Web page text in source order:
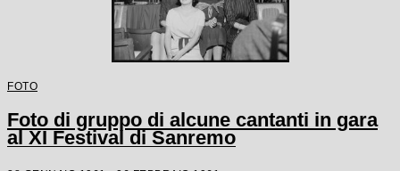
FOTO
Foto di gruppo di alcune cantanti in gara
al XI Festival di Sanremo